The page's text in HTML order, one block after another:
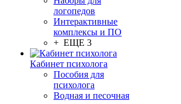
логопедов
Интерактивные
комплексы и ПО
+ ЕЩЕ 3
Кабинет психолога
Пособия для
психолога
Водная и песочная